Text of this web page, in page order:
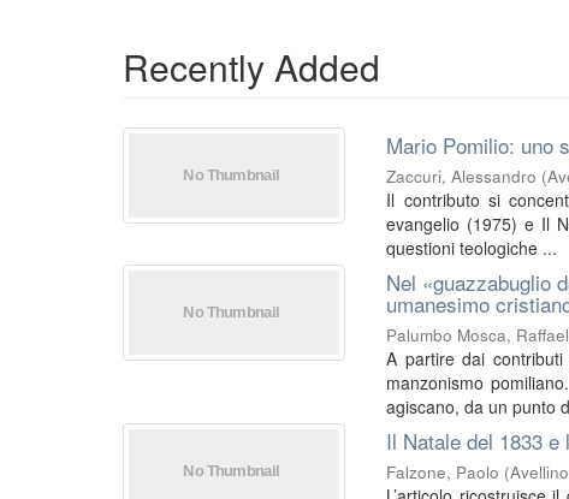
Recently Added
Mario Pomilio: uno
Zaccuri, Alessandro (
Il contributo si
evangelio (1975) e Il
questioni teologiche ...
Nel «guazzabuglio
umanesimo
Palumbo Mosca,
A partire dai
manzonismo
agiscano, da un punto
Il Natale del 1833
Falzone, Paolo (